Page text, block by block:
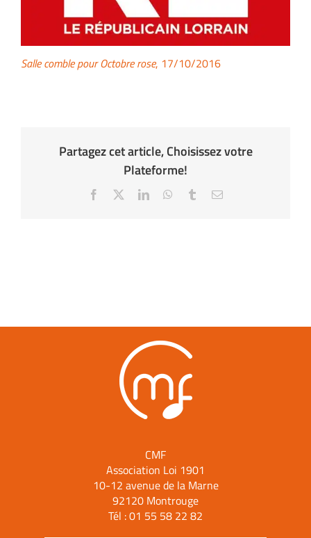
Salle comble pour Octobre rose, 17/10/2016
Partagez cet article, Choisissez votre
Plateforme!
Facebook LinkedInWhatsApp
TumblrEmail
CMF
Association Loi 1901
10-12 avenue de la Marne
92120 Montrouge
Tél :01 55 58 22 82